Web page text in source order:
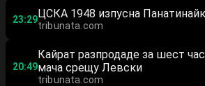
23:29ЦСКА 1948 изпусна
tribunata.com
20:49
Кайрат разпродаде за шест
мача срещу Левски
tribunata.com